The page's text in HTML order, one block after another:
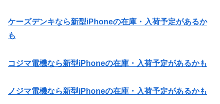
ケーズデンキなら新型iPhoneの在庫・入荷予定があるか
も
コジマ電機なら新型iPhoneの在庫・入荷予定があるかも
ノジマ電機なら新型iPhoneの在庫・入荷予定があるかも